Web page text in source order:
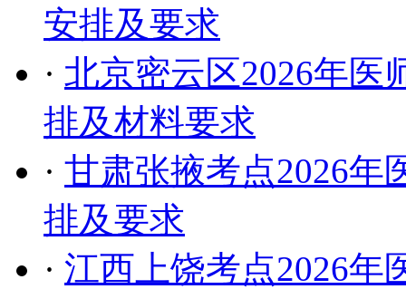
安排及要求
· 北京密云区2026年医
排及材料要求
· 甘肃张掖考点2026年
排及要求
· 江西上饶考点2026年